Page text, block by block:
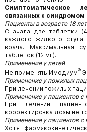
Симптоматическое
связанных с синдромом
Пациенты в возрасте 18
Сначала две таблетки
каждого жидкого
врача. Максимальная
таблеток (12 мг).
Применение у детей
Не применять Имодиум®
Применение у пожилых
При лечении пожилых
Применение у пациентов
При лечении
корректировка дозы не
Применение у пациентов
Хотя